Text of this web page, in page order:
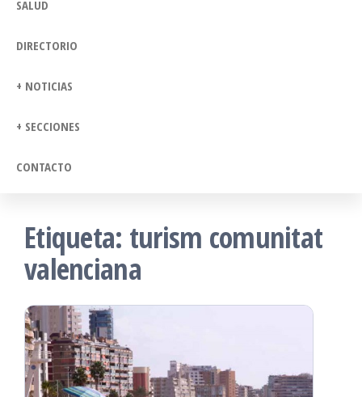
SALUD
DIRECTORIO
+ NOTICIAS
+ SECCIONES
CONTACTO
Etiqueta: turism comunitat
valenciana